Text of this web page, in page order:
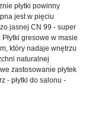
płytki powinny
jest w pięciu
jasnej CN 99 - super
gresowe w masie
który nadaje wnętrzu
naturalnej
zastosowanie płytek
- płytki do salonu -